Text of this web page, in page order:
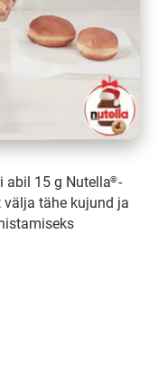
abil 15 g Nutella®-
tähe kujund ja